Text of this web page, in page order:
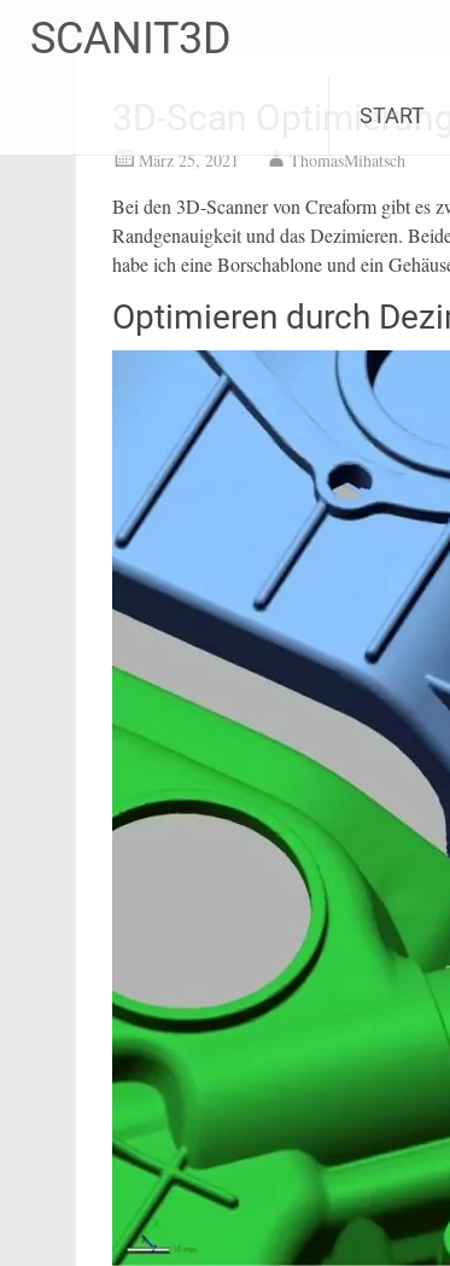
InhaltSCANIT3D
START
3D-Scan
März 25, 2021 ThomasMihatsch
Bei den 3D-Scanner von Creaform gibt es
Randgenauigkeit und das Dezimieren.
habe ich eine Borschablone und ein
Optimieren durch